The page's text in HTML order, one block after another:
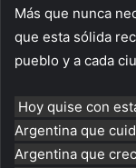
Más que nunca
que esta sólida
pueblo y a cada
Hoy quise con
Argentina que
Argentina que